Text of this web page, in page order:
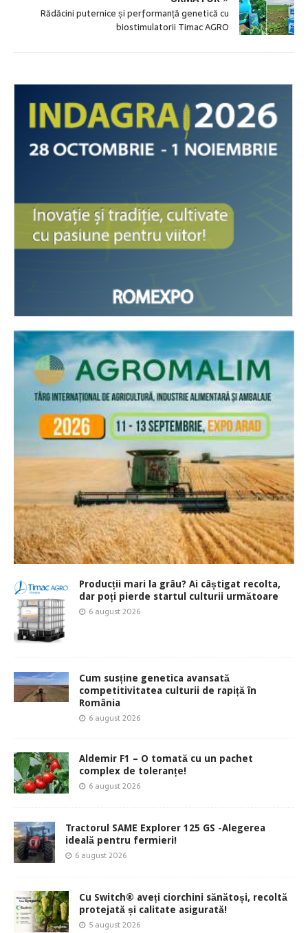
Rădăcini puternice și performanță genetică cu
biostimulatorii Timac AGRO
Producții mari la grâu? Ai câștigat recolta,
dar poți pierde startul culturii următoare
6 august 2026
Cum susține genetica avansată
competitivitatea culturii de rapiță în
România
6 august 2026
Aldemir F1 – O tomată cu un pachet
complex de toleranțe!
6 august 2026
Tractorul SAME Explorer 125 GS -Alegerea
ideală pentru fermieri!
6 august 2026
Cu Switch® aveți ciorchini sănătoși, recoltă
protejată și calitate asigurată!
5 august 2026